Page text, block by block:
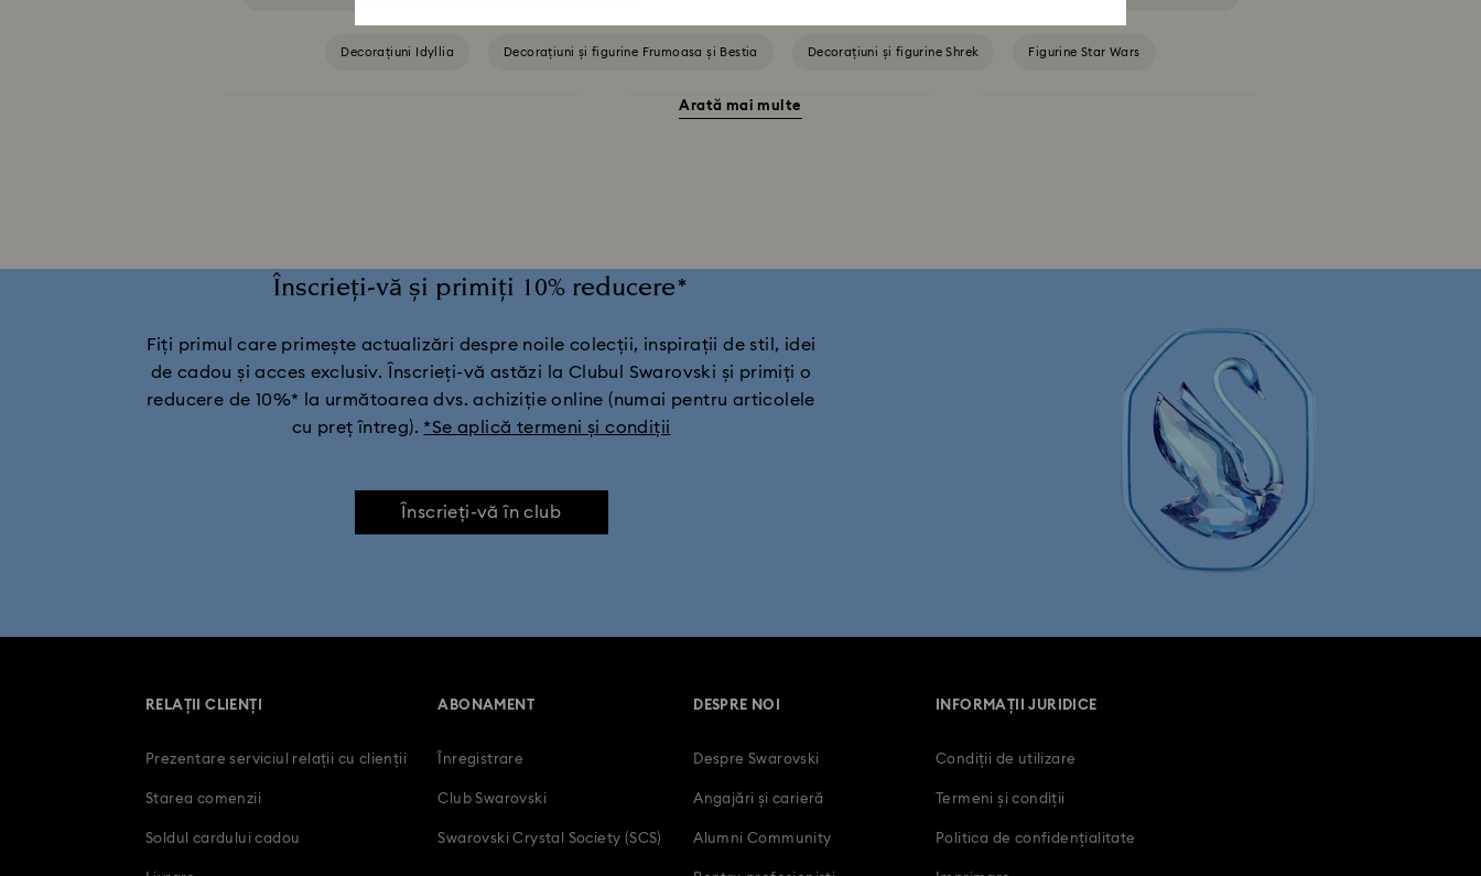
Decorațiuni Idyllia Decorațiuni și figurine Frumoasa și Bestia Decorațiuni și figurine Shrek Figurine Star Wars
Figurine și ornamente MARVEL x Swarovski X-Men
Decorațiuni și ornamente turtă dulce Figurine sub formă de fluturi, cu cristale
Ornamente și decorațiuni Spărgătorul de Nuci
Arată mai multe
Înscrieți-vă și primiți 10% reducere*
Fiți primul care primește actualizări despre noile colecții, inspirații de stil, idei
de cadou și acces exclusiv. Înscrieți-vă astăzi la Clubul Swarovski și primiți o
reducere de 10%* la următoarea dvs. achiziție online (numai pentru articolele
cu preț întreg). *Se aplică termeni și condiții
Înscrieți-vă în club
RELAȚII CLIENȚI
Prezentare serviciul relații cu clienții
Starea comenzii
Soldul cardului cadou
ABONAMENT
Înregistrare
Club Swarovski
Swarovski Crystal Society (SCS)
DESPRE NOI
Despre Swarovski
Angajări și carieră
Alumni Community
INFORMAȚII JURIDICE
Condiții de utilizare
Termeni și condiții
Politica de confidențialitate